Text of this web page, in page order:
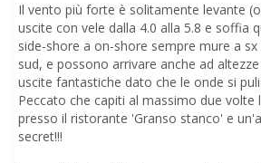
Il vento più forte è solitamente levante
uscite con vele dalla 4.0 alla 5.8 e soffia
side-shore a on-shore sempre mure a
sud, e possono arrivare anche ad
uscite fantastiche dato che le onde si
Peccato che capiti al massimo due
presso il ristorante 'Granso stanco' e
secret!!!